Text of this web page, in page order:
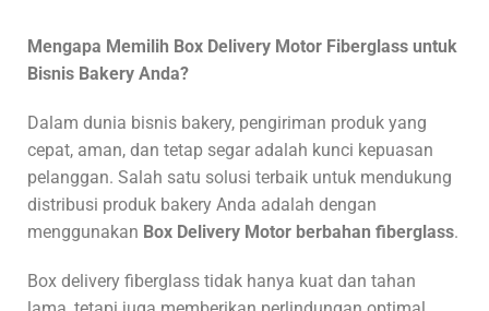
Mengapa Memilih Box Delivery Motor Fiberglass untuk
Bisnis Bakery Anda?
Dalam dunia bisnis bakery, pengiriman produk yang
cepat, aman, dan tetap segar adalah kunci kepuasan
pelanggan. Salah satu solusi terbaik untuk mendukung
distribusi produk bakery Anda adalah dengan
menggunakan Box Delivery Motor berbahan fiberglass.
Box delivery fiberglass tidak hanya kuat dan tahan